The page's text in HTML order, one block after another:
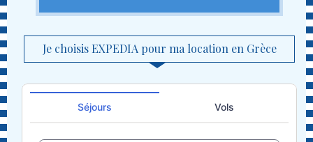
Je choisis EXPEDIA pour ma location en Grèce